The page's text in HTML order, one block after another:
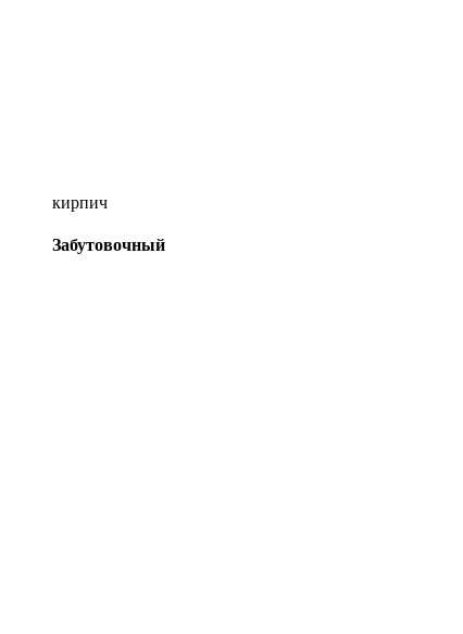
кирпич
Забутовочный